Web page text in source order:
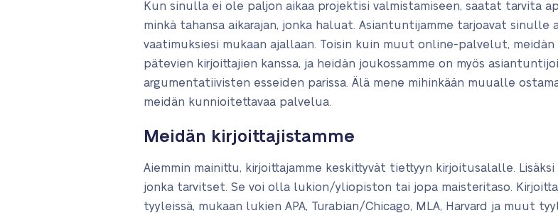
Kun sinulla ei ole paljon aikaa projektisi valmistamiseen, saatat tarvita
minkä tahansa aikarajan, jonka haluat. Asiantuntijamme tarjoavat sinulle
vaatimuksiesi mukaan ajallaan. Toisin kuin muut online-palvelut,
pätevien kirjoittajien kanssa, ja heidän joukossamme on myös
argumentatiivisten esseiden parissa. Älä mene mihinkään muualle
meidän kunnioitettavaa palvelua.
Meidän kirjoittajistamme
Aiemmin mainittu, kirjoittajamme keskittyvät tiettyyn kirjoitusalalle.
jonka tarvitset. Se voi olla lukion/yliopiston tai jopa maisteritaso.
tyyleissä, mukaan lukien APA, Turabian/Chicago, MLA, Harvard ja muut